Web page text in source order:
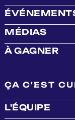
MÉDIAS
À GAGNER
ÇA C'EST
L'ÉQUIPE